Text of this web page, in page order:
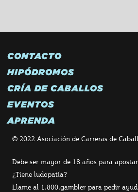
CONTACTO
HIPÓDROMOS
CRÍA DE CABALLOS
EVENTOS
APRENDA
© 2022 Asociación de Carreras de
Debe ser mayor de 18 años para
¿Tiene ludopatía?
Llame al 1.800.gambler para pedir